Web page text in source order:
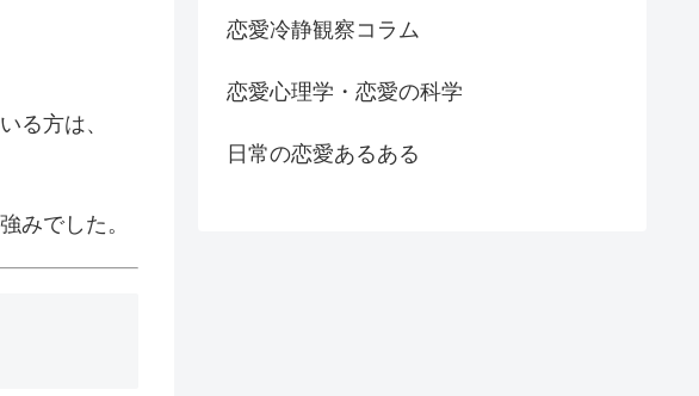
る方は、
みでした。
恋愛冷静観察コラム
恋愛心理学・恋愛の科学
日常の恋愛あるある